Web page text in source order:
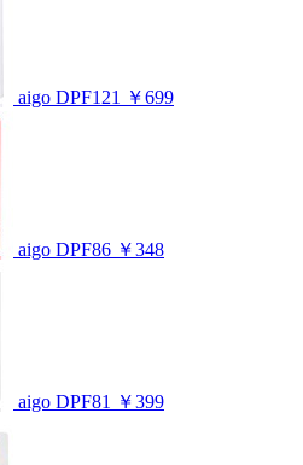
aigo DPF121 ￥699
aigo DPF86 ￥348
aigo DPF81 ￥399